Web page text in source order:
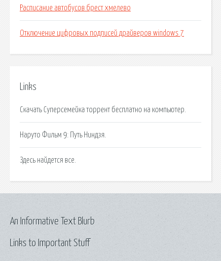
Расписание автобусов брест хмелево
Отключение цифровых подписей драйверов windows 7
Links
Скачать Суперсемейка торрент бесплатно на компьютер.
Наруто Фильм 9: Путь Ниндзя.
Здесь найдется все.
Links to Important Stuff
An Informative Text Blurb